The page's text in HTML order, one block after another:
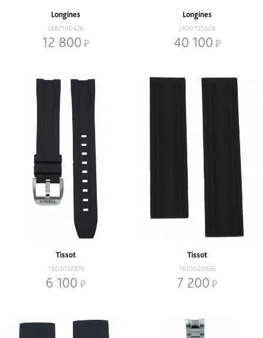
Longines
L682100426
12 800
Longines
L600135626
40 100
Tissot
T603032879
6 100
Tissot
T610020926
7 200